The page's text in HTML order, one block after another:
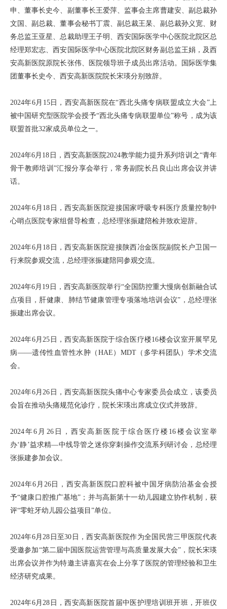
申、董事长史今、副董事长王爱萍、监事会主席曹建安、副总裁孙
文国、副总裁、董事会秘书丁震、副总裁王杲、副总裁孙义宽、财
务总监王亚星、总裁助理王子明、西安国际医学中心医院北院区总
经理郑宏志、西安国际医学中心医院北院区财务副总监王娟，及西
安高新医院原院长张伟、医院领导班子成员出席活动。国际医学集
团董事长史今、西安高新医院院长宋瑛分别致辞。
2024年6月15日，西安高新医院在“西北头痛专病联盟成立大会”上
被中国研究型医院学会授予“西北头痛专病联盟单位”称号，成为该
联盟首批32家成员单位之一。
2024年6月18日，西安高新医院2024教学能力提升系列培训之“青年
骨干教师培训”汇报分享会举行，常务副院长吕良山出席会议并讲
话。
2024年6月18日，西安高新医院迎接国家呼吸专科医疗质量控制中
心哨点医院专家组督导检查，总经理张振建陪检并致欢迎辞。
2024年6月18日，西安高新医院迎接陕西冶金医院副院长户卫国一
行来院参观交流，总经理张振建陪同参观交流。
2024年6月19日，西安高新医院举行“全国防控重大慢病创新融合试
点项目，肝健康、肺结节健康管理专项落地培训会议”，总经理张
振建出席会议。
2024年6月25日，西安高新医院于综合医疗楼16楼会议室开展罕见
病——遗传性血管性水肿（HAE）MDT（多学科团队）学术交流
会。
2024年6月26日，西安高新医院头痛中心专家委员会成立，该委员
会旨在推动头痛规范化诊疗，院长宋瑛出席成立仪式并致辞。
2024年6月26日，西安高新医院于综合医疗楼16楼会议室举
办‘静’益求精—中线导管之迷你穿刺操作交流系列研讨会，总经理
张振建参加会议。
2024年6月26日，西安高新医院口腔科被中国牙病防治基金会授
予“健康口腔推广基地”；并与高新第十一幼儿园建立协作机制，获
评“零蛀牙幼儿园公益项目”单位。
2024年6月28日至30日，西安高新医院作为全国民营三甲医院代表
受邀参加“第二届中国医院运营管理与高质量发展大会”，院长宋瑛
出席会议并作为特邀主讲嘉宾在会上分享了医院的管理经验和卫生
经济研究成果。
2024年6月28日，西安高新医院首届中医护理培训班开班，开班仪